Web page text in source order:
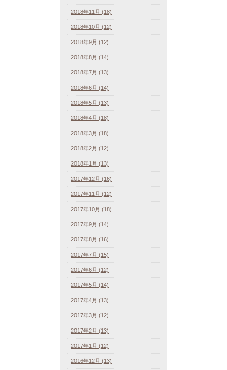
2018年11月 (18)
2018年10月 (12)
2018年9月 (12)
2018年8月 (14)
2018年7月 (13)
2018年6月 (14)
2018年5月 (13)
2018年4月 (18)
2018年3月 (18)
2018年2月 (12)
2018年1月 (13)
2017年12月 (16)
2017年11月 (12)
2017年10月 (18)
2017年9月 (14)
2017年8月 (16)
2017年7月 (15)
2017年6月 (12)
2017年5月 (14)
2017年4月 (13)
2017年3月 (12)
2017年2月 (13)
2017年1月 (12)
2016年12月 (13)